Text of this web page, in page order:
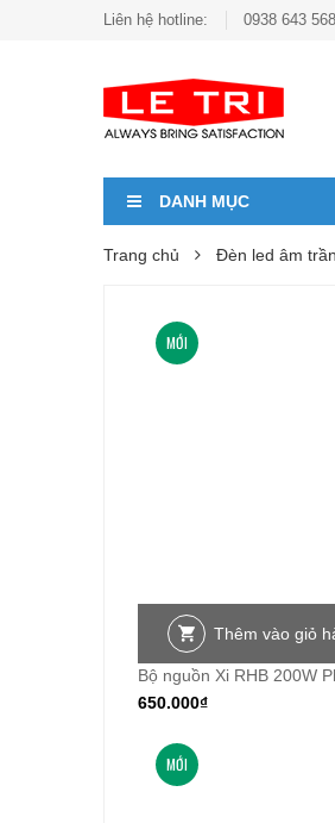
Liên hệ hotline: 0938 643 568
DANH MỤC
Trang chủ Đèn led âm
MỚI
Thêm vào giỏ
Bộ nguồn Xi RHB 200W
650.000₫
MỚI